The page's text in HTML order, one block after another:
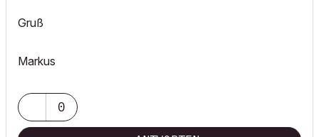
Gruß
Markus
0